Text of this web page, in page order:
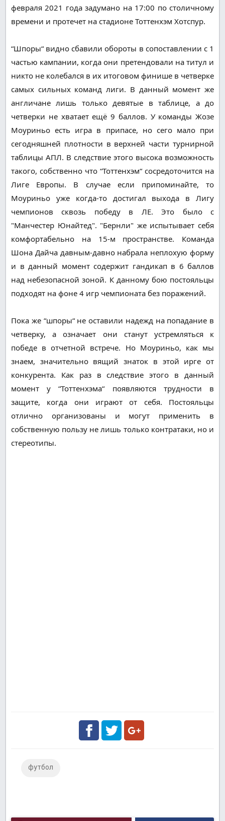
февраля 2021 года задумано на 17:00 по столичному
времени и протечет на стадионе Тоттенхэм Хотспур.
“Шпоры“ видно сбавили обороты в сопоставлении с 1
частью кампании, когда они претендовали на титул и
никто не колебался в их итоговом финише в четверке
самых сильных команд лиги. В данный момент же
англичане лишь только девятые в таблице, а до
четверки не хватает ещё 9 баллов. У команды Жозе
Моуриньо есть игра в припасе, но сего мало при
сегодняшней плотности в верхней части турнирной
таблицы АПЛ. В следствие этого высока возможность
такого, собственно что “Тоттенхэм“ сосредоточится на
Лиге Европы. В случае если припоминайте, то
Моуриньо уже когда-то достигал выхода в Лигу
чемпионов сквозь победу в ЛЕ. Это было с
"Манчестер Юнайтед". "Бернли" же испытывает себя
комфортабельно на 15-м пространстве. Команда
Шона Дайча давным-давно набрала неплохую форму
и в данный момент содержит гандикап в 6 баллов
над небезопасной зоной. К данному бою постояльцы
подходят на фоне 4 игр чемпионата без поражений.
Пока же “шпоры“ не оставили надежд на попадание в
четверку, а означает они станут устремляться к
победе в отчетной встрече. Но Моуриньо, как мы
знаем, значительно вящий знаток в этой ирге от
конкурента. Как раз в следствие этого в данный
момент у “Тоттенхэма“ появляются трудности в
защите, когда они играют от себя. Постояльцы
отлично организованы и могут применить в
собственную пользу не лишь только контратаки, но и
стереотипы.
футбол